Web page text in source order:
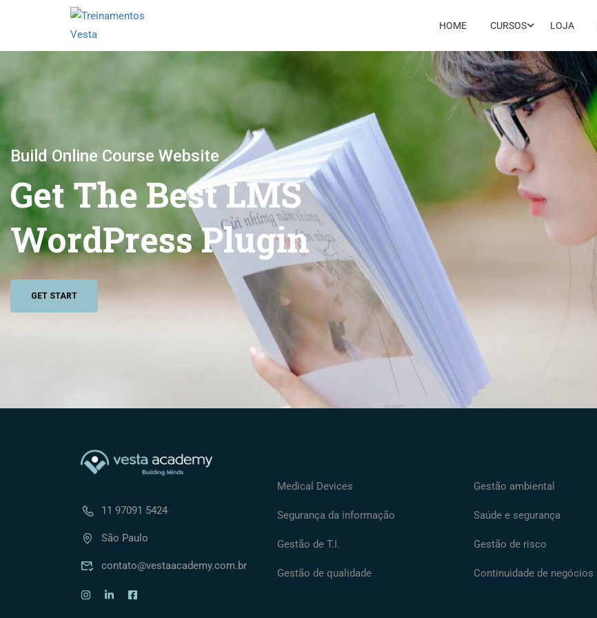
HOME CURSOS LOJA
Build Online Course Website
Get The Best LMS
WordPress Plugin
GET START
11 97091 5424
São Paulo
contato@vestaacademy.com.br
Medical Devices
Segurança da informação
Gestão de T.I.
Gestão de qualidade
Gestão ambiental
Saúde e segurança
Gestão de risco
Continuidade de negócios